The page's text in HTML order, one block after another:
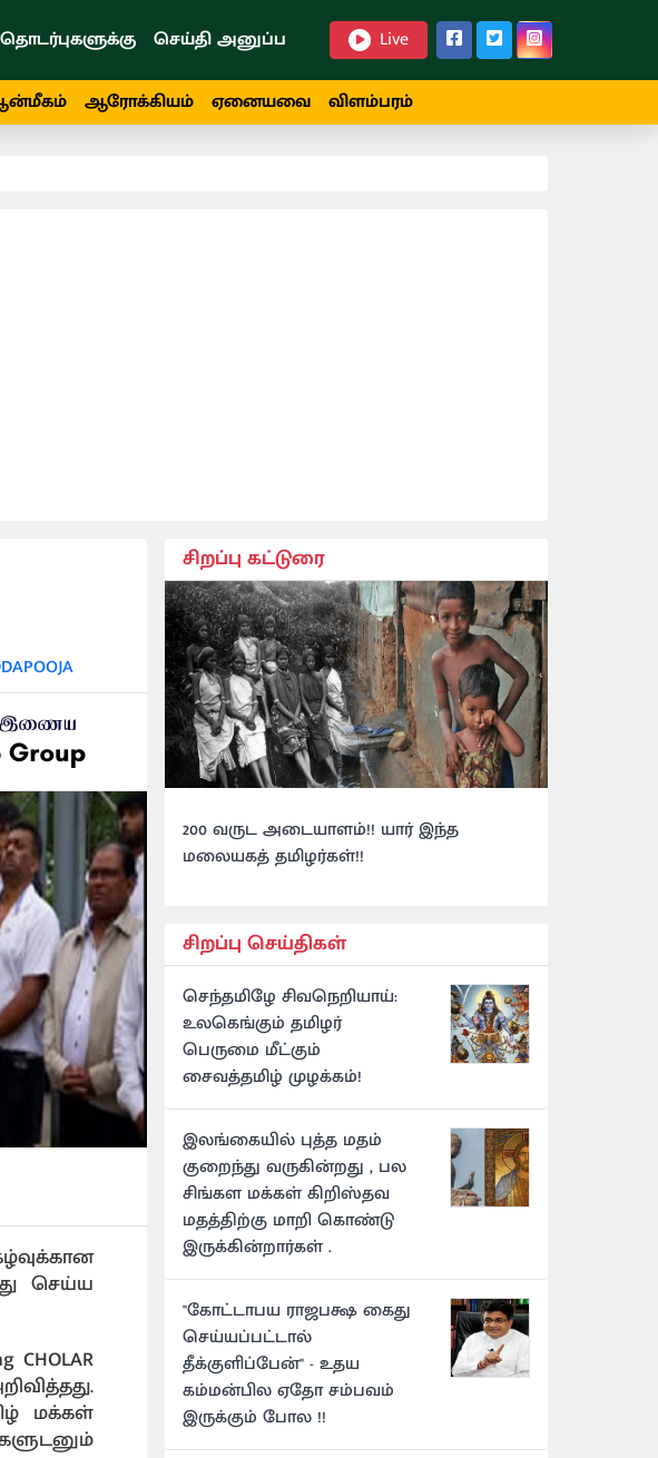
தொடர்புகளுக்கு செய்தி அனுப்ப Live
ஆரோக்கியம் ஏனையவை விளம்பரம்
செய்ய
மக்கள்
சிறப்பு கட்டுரை
200 வருட அடையாளம்!! யார் இந்த
மலையகத் தமிழர்கள்!!
சிறப்பு செய்திகள்
செந்தமிழே சிவநெறியாய்:
உலகெங்கும் தமிழர்
பெருமை மீட்கும்
சைவத்தமிழ் முழக்கம்!
இலங்கையில் புத்த மதம்
குறைந்து வருகின்றது , பல
சிங்கள மக்கள் கிறிஸ்தவ
மதத்திற்கு மாறி கொண்டு
இருக்கின்றார்கள் .
"கோட்டாபய ராஜபக்ஷ கைது
செய்யப்பட்டால்
தீக்குளிப்பேன்" - உதய
கம்மன்பில ஏதோ சம்பவம்
இருக்கும் போல !!